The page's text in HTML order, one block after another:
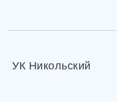
УК Никольский